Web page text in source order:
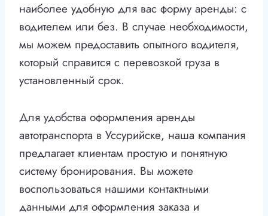
наиболее удобную для вас форму аренды: с
водителем или без. В случае необходимости,
мы можем предоставить опытного водителя,
который справится с перевозкой груза в
установленный срок.
Для удобства оформления аренды
автотранспорта в Уссурийске, наша компания
предлагает клиентам простую и понятную
систему бронирования. Вы можете
воспользоваться нашими контактными
данными для оформления заказа и